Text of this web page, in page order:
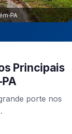
Principais
porte nos